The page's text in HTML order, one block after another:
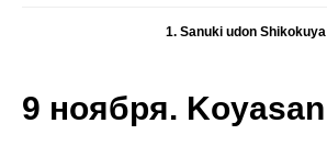
1. Sanuki udon Shikokuya
9 ноября. Koyasan